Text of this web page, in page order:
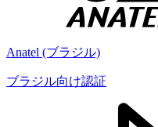
Anatel (ブラジル)
ブラジル向け認証